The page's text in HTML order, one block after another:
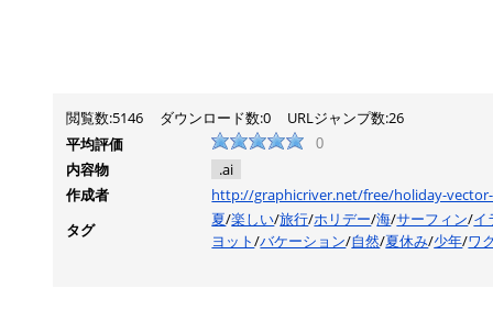
閲覧数:5146 ダウンロード数:0
URLジャンプ数:26
平均評価
0
内容物
.ai
作成者
http://graphicriver.net/free/holiday-
タグ
夏/楽しい/旅行/ホリデー/海/サーフィン/イ
ヨット/バケーション/自然/夏休み/少年/ワ